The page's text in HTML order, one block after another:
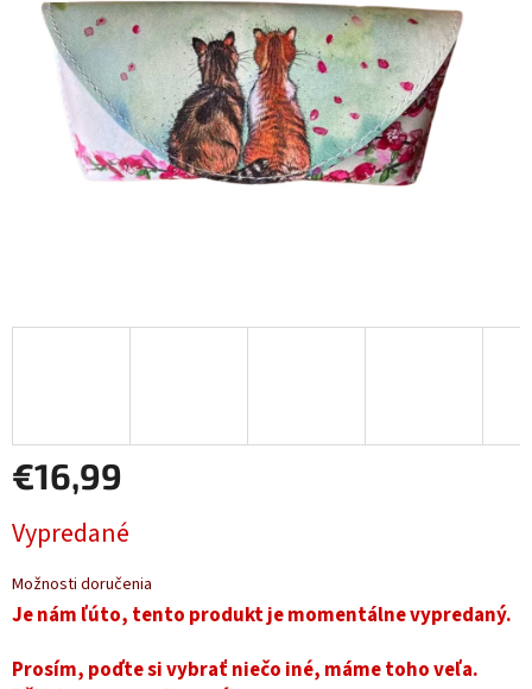
€16,99
cena:
Vypredané
Možnosti doručenia
Je nám ľúto, tento produkt je momentálne vypredaný.
Prosím, poďte si vybrať niečo iné, máme toho veľa.